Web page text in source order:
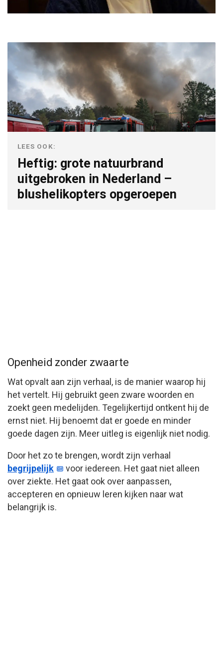
LEES OOK:
Heftig: grote natuurbrand
uitgebroken in Nederland –
blushelikopters opgeroepen
Openheid zonder zwaarte
Wat opvalt aan zijn verhaal, is de manier waarop hij
het vertelt. Hij gebruikt geen zware woorden en
zoekt geen medelijden. Tegelijkertijd ontkent hij de
ernst niet. Hij benoemt dat er goede en minder
goede dagen zijn. Meer uitleg is eigenlijk niet nodig.
Door het zo te brengen, wordt zijn verhaal
begrijpelijk
voor iedereen. Het gaat niet alleen
over ziekte. Het gaat ook over aanpassen,
accepteren en opnieuw leren kijken naar wat
belangrijk is.